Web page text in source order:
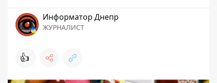
Информатор Днепр
ЖУРНАЛИСТ
👍